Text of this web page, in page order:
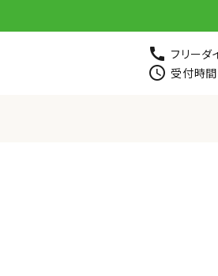
call フリーダ
schedule 受付時間